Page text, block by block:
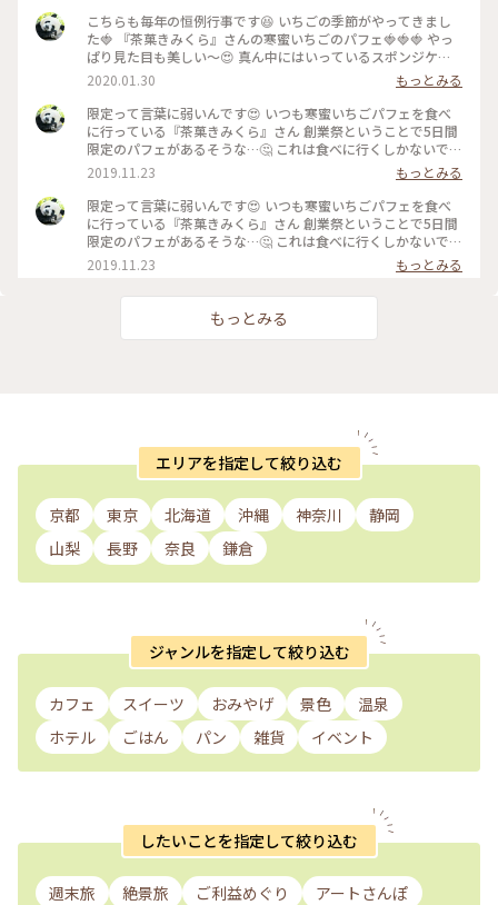
こちらも毎年の恒例行事です😆 いちごの季節がやってきまし
た🍓 『茶菓きみくら』さんの寒蜜いちごのパフェ🍓🍓🍓 やっ
ぱり見た目も美しい～😍 真ん中にはいっているスポンジケー
キ、前回までは四角くカットされているものがはいっていまし
たが今回はロールケーキ❓みたいなものがドーンッ❗ ん～カット
されてる物の方が食べやすいかな🤔 でも美味しいからもーま
んたい😁 寒蜜の紅ほっぺも安定の美味しさ😋 もちろんお茶屋
さんなので中の抹茶アイスも抹茶ゼリーも美味😋😋 添えられ
てくるお茶菓子、いつもはお茶のチョコレートなんですが節分
が近いからか今回は豆でした👹 甘い物の後にちょっとしょっ
ぱい物は嬉しいですね🤗 季節&数量限定なので皆さん、食べ逃
しのないように～🤤🤤🤤 #冬のおでかけ#甘いものは正義#いち
ご#パフェ#抹茶#ティータイム#ことりっぷ静岡
2020.01.30
もっとみる
限定って言葉に弱いんです😍 いつも寒蜜いちごパフェを食べ
に行っている『茶菓きみくら』さん 創業祭ということで5日間
限定のパフェがあるそうな…🤔 これは食べに行くしかないでし
ょー❗と急ぎ過ぎて開店前に到着😅 待ちます…😑 開店と同時に
2階の喫茶スペースへ💨 創業祭特別メニューで抹茶のフルーツ
サンドやフレンチトーストもありましたが…今回の目的はこ
れ‼️ 『掛川抹茶のティラミスパフェ』😆 20～24日の3日間限定
です😏 上には飴細工がささっていて濃くてほろ苦い抹茶アイ
スと抹茶の生チョコ🤤 濃厚なマスカルポーネクリームの上に
も奥深い抹茶パウダー🤤 その下にはカステラ、くるみ、洋梨
さぁい」と言っていたので、上のクリームがなくなったころに
かけていただきました😋 シロップといっても甘過ぎずこちら
のは正義#パフェ#ティラミス#ティータイム#お茶#抹茶 #こと
りっぷ静岡
2019.11.23
もっとみる
限定って言葉に弱いんです😍 いつも寒蜜いちごパフェを食べ
に行っている『茶菓きみくら』さん 創業祭ということで5日間
限定のパフェがあるそうな…🤔 これは食べに行くしかないでし
ょー❗と急ぎ過ぎて開店前に到着😅 待ちます…😑 開店と同時に
2階の喫茶スペースへ💨 創業祭特別メニューで抹茶のフルーツ
サンドやフレンチトーストもありましたが…今回の目的はこ
れ‼️ 『掛川抹茶のティラミスパフェ』😆 20～24日の3日間限定
シロップといっても甘過ぎずこちらも抹茶が濃くてほろ苦い☝️
美味美味美味😊 もちろんお茶屋さんなのでセットでいただけ
るお茶も美味しいです👍 4種類から選べますよ こちらのパフェ
タンダードメニューも美味しそうなものがいっぱい😃 掛川に
お立ち寄りの際はぜひ😘 #甘いものは正義#パフェ#ティラミス
#ティータイム#お茶#抹茶 #ことりっぷ静岡
2019.11.23 もっとみる
もっとみる
エリアを指定して絞り込む
京都 東京 北海道 沖縄 神奈川
静岡
山梨
長野 奈良 鎌倉
ジャンルを指定して絞り込む
カフェ スイーツ おみやげ 景色
温泉
ホテル
ごはん パン 雑貨 イベント
したいことを指定して絞り込む
週末旅 絶景旅 ご利益めぐり
アートさんぽ